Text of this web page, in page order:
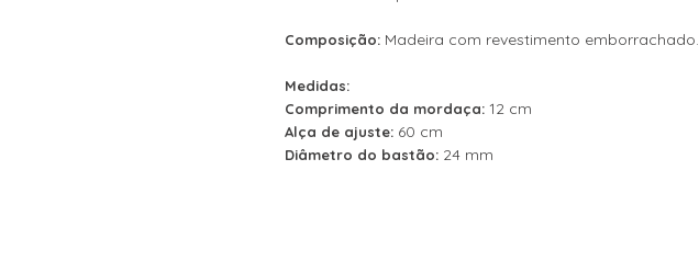
Composição: Madeira com revestimento emborrachado.
Medidas:
Comprimento da mordaça: 12 cm
Alça de ajuste: 60 cm
Diâmetro do bastão: 24 mm